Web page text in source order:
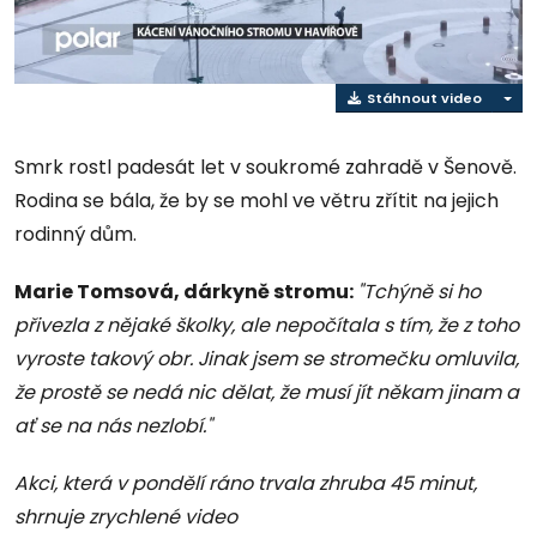
video
Stáhnout video
Smrk rostl padesát let v soukromé zahradě v Šenově.
Rodina se bála, že by se mohl ve větru zřítit na jejich
rodinný dům.
Marie Tomsová, dárkyně stromu: "Tchýně si ho
přivezla z nějaké školky, ale nepočítala s tím, že z toho
vyroste takový obr. Jinak jsem se stromečku omluvila,
že prostě se nedá nic dělat, že musí jít někam jinam a
ať se na nás nezlobí."
Akci, která v pondělí ráno trvala zhruba 45 minut,
shrnuje zrychlené video